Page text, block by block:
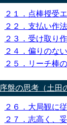
２１．点棒授受
２２．支払い作
２３．受け取り
２４．偏りのな
２５．リーチ棒
序盤の思考（土田
２６．大局観に
２７．志高く、